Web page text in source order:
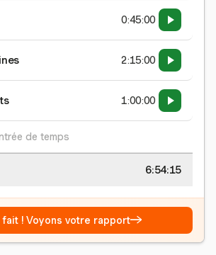
0:45:00
2:15:00
1:00:00
de temps
6:54:15
fait ! Voyons votre rapport→